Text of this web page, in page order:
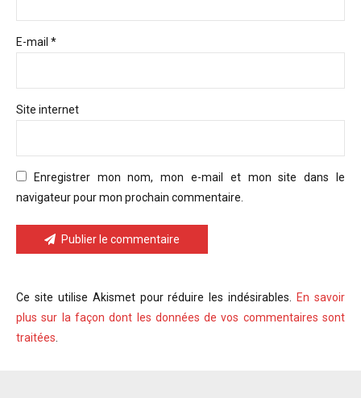
E-mail *
Site internet
Enregistrer mon nom, mon e-mail et mon site dans le
navigateur pour mon prochain commentaire.
Publier le commentaire
Ce site utilise Akismet pour réduire les indésirables.
En savoir
plus sur la façon dont les données de vos commentaires sont
traitées